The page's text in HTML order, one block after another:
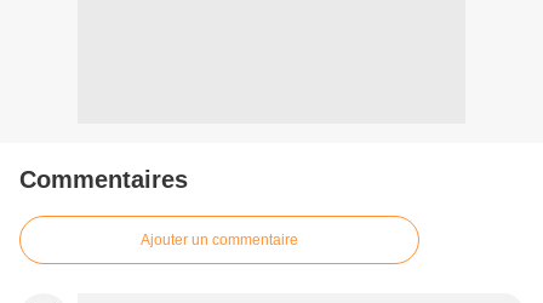
Commentaires
Ajouter un commentaire